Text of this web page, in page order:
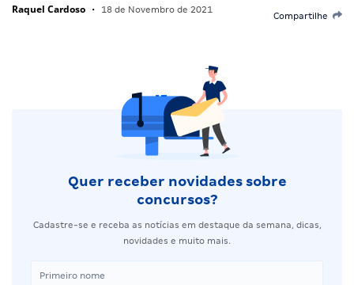
Raquel Cardoso • 18 de Novembro de 2021
Compartilhe
Quer receber novidades sobre
concursos?
Cadastre-se e receba as notícias em destaque da semana, dicas,
novidades e muito mais.